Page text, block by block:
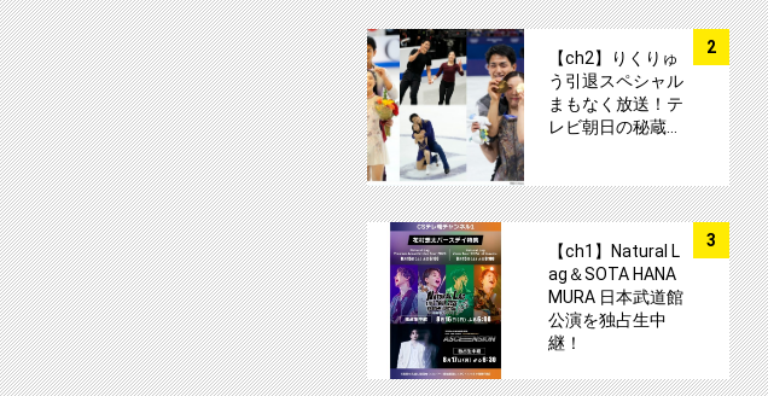
2
【ch2】りくりゅ
う引退スペシャル
まもなく放送！テ
レビ朝日の秘蔵…
3
【ch1】Natural L
ag＆SOTA HANA
MURA 日本武道館
公演を独占生中
継！